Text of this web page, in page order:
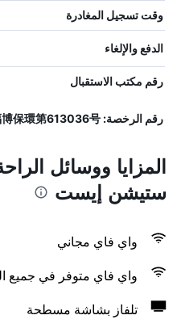
وقت تسجيل المغادرة
الدفع والإلغاء
رقم مكتب الاستقبال
رقم الرخصة: 福博保環第613036号
المزايا ووسائل
ستيشن إيست
واي فاي مجاني
واي فاي متوفر في جميع
تلفاز بشاشة مسطحة